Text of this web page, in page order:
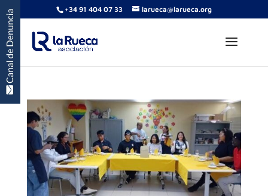
+34 91 404 07 33 larueca@larueca.org